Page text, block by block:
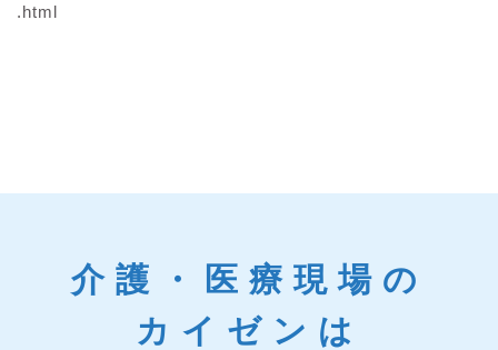
.html
介護・医療現場の
カイゼンは